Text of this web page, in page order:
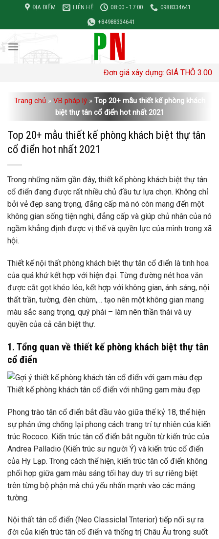
nội
dung
ĐỊA ĐIỂM LIÊN HỆ 08:00 - 17:00
0988334641
+84988334641
Đơn giá xây dựng: GIÁ THÔ 3.000.000–
Trang chủ » VB pháp lý » Top 20+ mẫu thiết kế phòng khách
biệt thự tân cổ điển hot nhất 2021
Top 20+ mẫu thiết kế phòng khách biệt thự tân
cổ điển hot nhất 2021
Trong những năm gần đây, thiết kế phòng khách biệt thự tân
cổ điển đang được rất nhiều chủ đầu tư lựa chọn. Không chỉ
bởi vẻ đẹp sang trọng, đẳng cấp mà nó còn mang đến một
không gian sống tiện nghi, đẳng cấp và giúp chủ nhân của nó
ngầm khẳng định được vị thế và quyền lực của mình trong xã
hội.
Thiết kế nội thất phòng khách biệt thự tân cổ điển là tinh hoa
của quá khứ kết hợp với hiện đại. Từng đường nét hoa văn
được cắt gọt khéo léo, kết hợp với không gian, ánh sáng, nội
thất trần, tường, đèn chùm,… tạo nên một không gian mang
màu sắc sang trọng, quý phái – làm nên thần thái và uy
quyền của cả căn biệt thự.
1. Tổng quan về thiết kế phòng khách biệt thự tân
cổ điển
Thiết kế phòng khách tân cổ điển với những gam màu đẹp
Phong trào tân cổ điển bắt đầu vào giữa thế kỷ 18, thể hiện
sự phản ứng chống lại phong cách trang trí tự nhiên của kiến
​​trúc Rococo. Kiến trúc tân cổ điển bắt nguồn từ kiến ​​trúc của
Andrea Palladio (Kiến trúc sư người Ý) và kiến ​​trúc cổ điển
của Hy Lạp. Trong cách thể hiện, kiến ​​trúc tân cổ điển không
phối hợp giữa gam màu sáng tối hay duy trì sự riêng biệt
trên từng bộ phận mà chủ yếu nhấn mạnh vào các mảng
tường.
Nội thất tân cổ điển (Neo Classiclal Tnterior) tiếp nối sự ra
đời của kiến ​​trúc tân cổ điển và thống trị Châu Âu trong suốt